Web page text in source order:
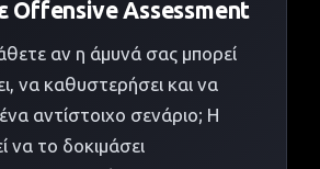
Offensive Assessment
αν η άμυνά σας μπορεί
να καθυστερήσει και να
αντίστοιχο σενάριο; Η
να το δοκιμάσει